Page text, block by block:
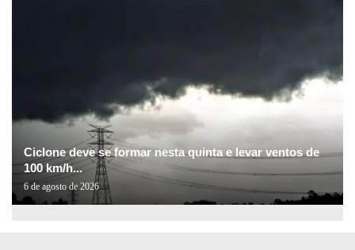
Ciclone deve se formar nesta quinta e levar ventos de
100 km/h...
6 de agosto de 2026